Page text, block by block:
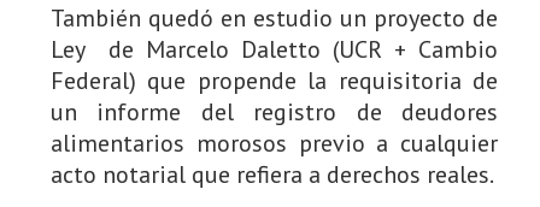
También quedó en estudio un proyecto de
Ley de Marcelo Daletto (UCR + Cambio
Federal) que propende la requisitoria de
un informe del registro de deudores
alimentarios morosos previo a cualquier
acto notarial que refiera a derechos reales.